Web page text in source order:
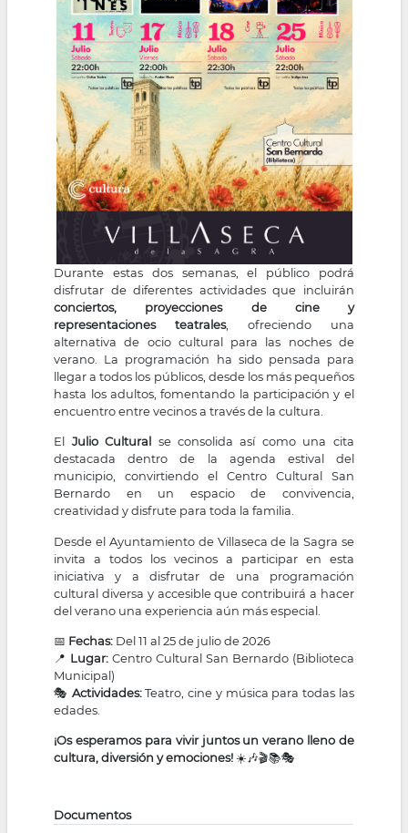
Durante estas dos semanas, el público podrá
disfrutar de diferentes actividades que incluirán
conciertos, proyecciones de cine y
representaciones teatrales, ofreciendo una
alternativa de ocio cultural para las noches de
verano. La programación ha sido pensada para
llegar a todos los públicos, desde los más pequeños
hasta los adultos, fomentando la participación y el
encuentro entre vecinos a través de la cultura.
El Julio Cultural se consolida así como una cita
destacada dentro de la agenda estival del
municipio, convirtiendo el Centro Cultural San
Bernardo en un espacio de convivencia,
creatividad y disfrute para toda la familia.
Desde el Ayuntamiento de Villaseca de la Sagra se
invita a todos los vecinos a participar en esta
iniciativa y a disfrutar de una programación
cultural diversa y accesible que contribuirá a hacer
del verano una experiencia aún más especial.
📅 Fechas: Del 11 al 25 de julio de 2026
📍 Lugar: Centro Cultural San Bernardo (Biblioteca
Municipal)
🎭 Actividades:Teatro, cine y música para todas las
edades.
¡Os esperamos para vivir juntos un verano lleno de
cultura, diversión y emociones!☀️🎶🎬📚🎭
Documentos